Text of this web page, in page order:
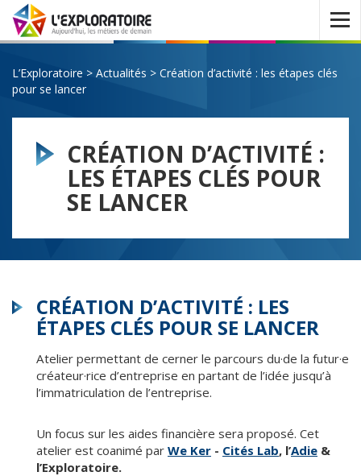
Ouvrir
le
menu
L’Exploratoire > Actualités > Création d’activité : les étapes clés
pour se lancer
CRÉATION D’ACTIVITÉ :
LES ÉTAPES CLÉS POUR
SE LANCER
CRÉATION D’ACTIVITÉ : LES
ÉTAPES CLÉS POUR SE LANCER
Atelier permettant de cerner le parcours du·de la futur·e
créateur·rice d’entreprise en partant de l’idée jusqu’à
l’immatriculation de l’entreprise.
Un focus sur les aides financière sera proposé. Cet
atelier est coanimé par We Ker - Cités Lab, l’Adie &
l’Exploratoire.